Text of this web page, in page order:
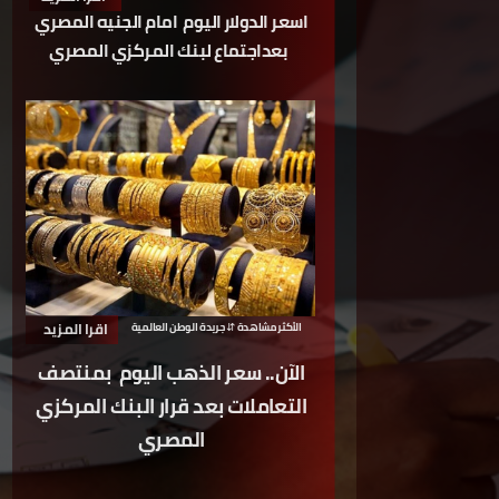
اقرا المزيد الأكثر مشاهدة⇵ جريدة الوطن العالمية
الآن.. سعر الذهب اليوم بمنتصف
التعاملات بعد قرار البنك المركزي
المصري
اسعر الدولار اليومامام الجنيه المصري
بعداجتماع لبنك المركزي المصري